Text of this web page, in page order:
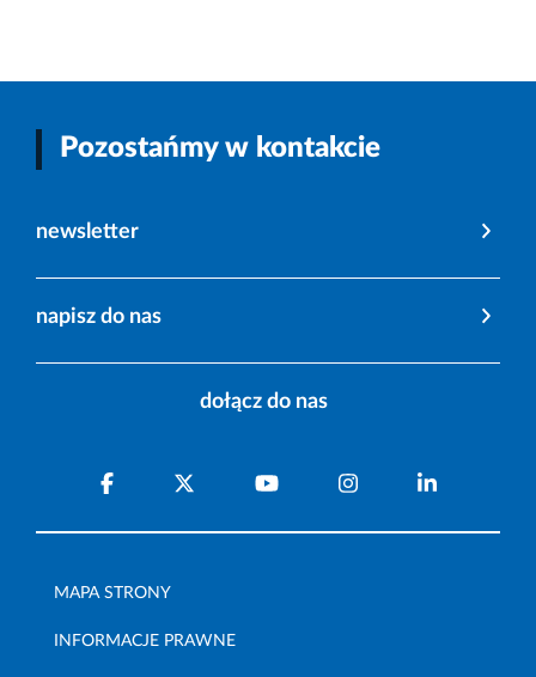
Pozostańmy w kontakcie
newsletter
napisz do nas
dołącz do nas
MAPA STRONY
INFORMACJE PRAWNE